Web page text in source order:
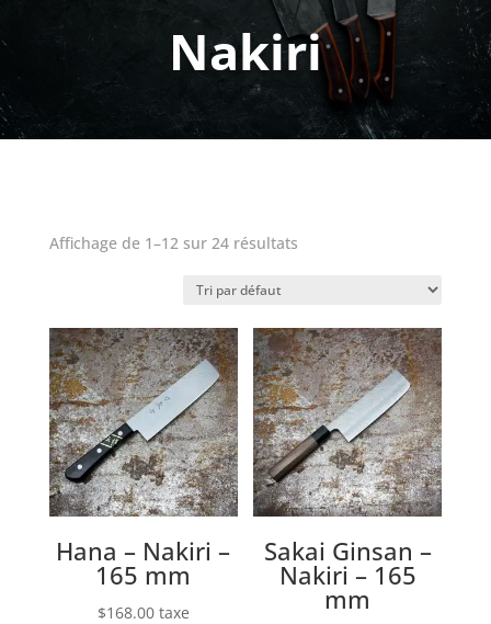
Nakiri
Affichage de 1–12 sur 24 résultats
Hana – Nakiri –
165 mm
$168.00 taxe
Sakai Ginsan –
Nakiri – 165
mm